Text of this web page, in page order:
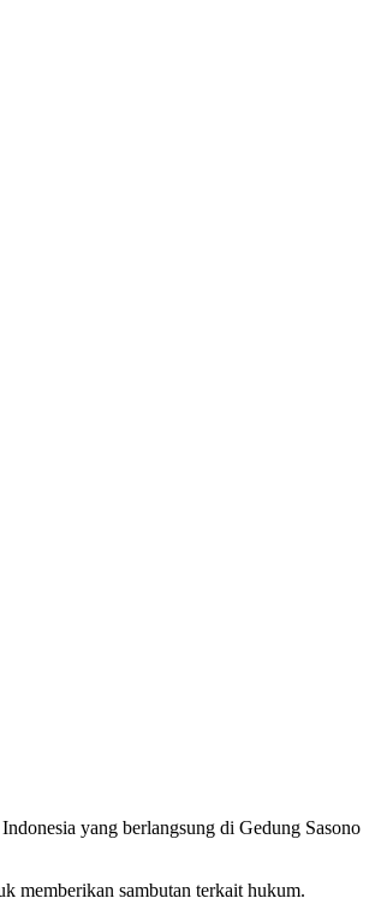
yang berlangsung di Gedung Sasono
memberikan sambutan terkait hukum.